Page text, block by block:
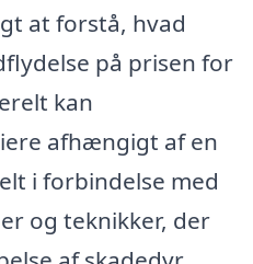
at forstå, hvad
på prisen for
kan
afhængigt af en
i forbindelse med
og teknikker, der